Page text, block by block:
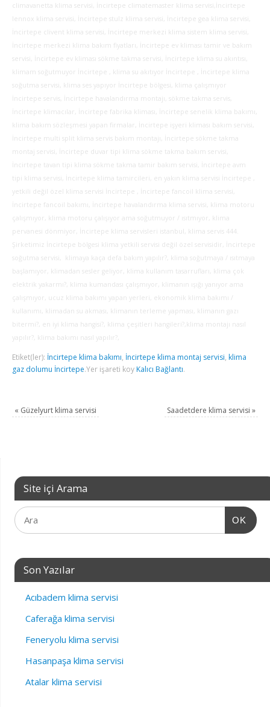
climavanetta klima servisi, İncirtepe climatemaster klima servisi,İncirtepe
lennox klima servisi, İncirtepe stulz klima servisi, İncirtepe gea klima servisi,
İncirtepe clivent klima servisi, İncirtepe merkezi klima sistem klima servisi,
İncirtepe merkezi klima bakım fiyatları, İncirtepe ev kliması tamir ve bakım
servisi, İncirtepe ev kliması sökme takma servisi, İncirtepe klima su akıntısı,
klimam soğutmuyor İncirtepe , klima su akıtıyor İncirtepe , İncirtepe klima
soğutma servisi, klima ses yapıyor İncirtepe bölgesi, klima çalışmıyor
İncirtepe servis, İncirtepe havalandırma montajı, sökme takma servis,
İncirtepe klimacılar, İncirtepe fabrika kliması, İncirtepe senelik klima bakımı,
klima bakım sözleşmesi yapan firmalar, İncirtepe işyeri kliması bakım servisi,
İncirtepe multi split klima servis bakım montajı, İncirtepe sökme takma
montaj servisi, İncirtepe duvar tipi klima sökme takma bakım servisi,
İncirtepe tavan tipi klima sökme takma tamir bakım servisi, İncirtepe avm
tipi klima servisi, İncirtepe klima tamircileri, en yakın klima servisi İncirtepe ,
yetkili değil özel klima servisi İncirtepe , İncirtepe fancoil klima servisi,
İncirtepe fancoil bakımı, İncirtepe havalandırma klima servisi, klima motoru
çalışmıyor, klima motoru çalışıyor ama soğutmuyor / ısıtmıyor, klima
pervanesi dönmiyor, İncirtepe klima servisleri istanbul, klima servis 444.
Şirketimiz İncirtepe bölgesi klima yetkili servisi değil özel servisidir, İncirtepe
soğutma servisi, klimaya kaça defa bakım yapılır?, klima soğutmaya / ısıtmaya
başlamıyor, klimadan sesler geliyor, klima kullanım tasarrufları, klima çok
elektrik yakarmı?, klima kumandası çalışmıyor, klimanın ışığı yanıyor ama
çalışmıyor, ucuz klima bakımı yapan yerleri, ekonomik klima bakımı /
kullanımı, klimadan su akması, klimanın terleme yapması, klimanın gazı
bitermi?, en iyi klima hangisi?, klima çeşitleri hangileri?,klima montajı nasıl
yapılır?, klima bakımı nasıl yapılır?,
Etiket(ler): İncirtepe klima bakımı, İncirtepe klima montaj servisi, klima
gaz dolumu İncirtepe.Yer işareti koy Kalıcı Bağlantı.
« Güzelyurt klima servisi Saadetdere klima servisi »
Site içi Arama
OK
Son Yazılar
Acıbadem klima servisi
Caferağa klima servisi
Feneryolu klima servisi
Hasanpaşa klima servisi
Atalar klima servisi